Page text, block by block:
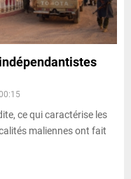
ce qui caractérise les
maliennes ont fait